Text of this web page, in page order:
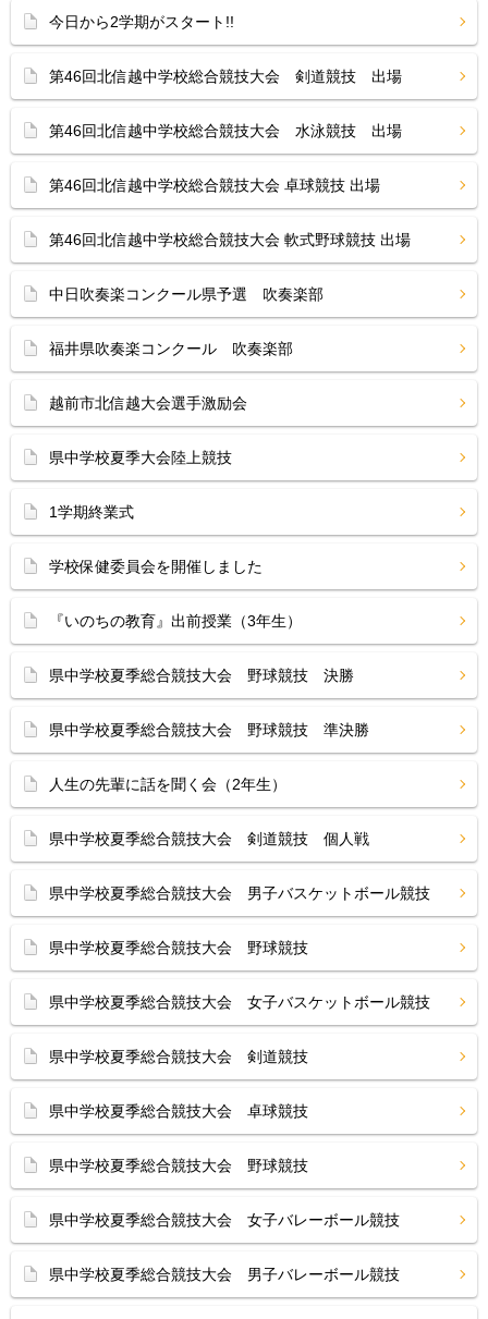
今日から2学期がスタート!!
第46回北信越中学校総合競技大会 剣道競技 出場
第46回北信越中学校総合競技大会 水泳競技 出場
第46回北信越中学校総合競技大会 卓球競技 出場
第46回北信越中学校総合競技大会 軟式野球競技 出場
中日吹奏楽コンクール県予選 吹奏楽部
福井県吹奏楽コンクール 吹奏楽部
越前市北信越大会選手激励会
県中学校夏季大会陸上競技
1学期終業式
学校保健委員会を開催しました
『いのちの教育』出前授業（3年生）
県中学校夏季総合競技大会 野球競技 決勝
県中学校夏季総合競技大会 野球競技 準決勝
人生の先輩に話を聞く会（2年生）
県中学校夏季総合競技大会 剣道競技 個人戦
県中学校夏季総合競技大会 男子バスケットボール競技
県中学校夏季総合競技大会 野球競技
県中学校夏季総合競技大会 女子バスケットボール競技
県中学校夏季総合競技大会 剣道競技
県中学校夏季総合競技大会 卓球競技
県中学校夏季総合競技大会 野球競技
県中学校夏季総合競技大会 女子バレーボール競技
県中学校夏季総合競技大会 男子バレーボール競技